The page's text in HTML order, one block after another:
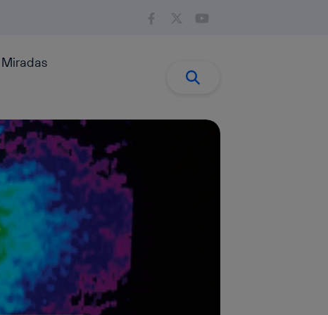
Miradas
Buscar